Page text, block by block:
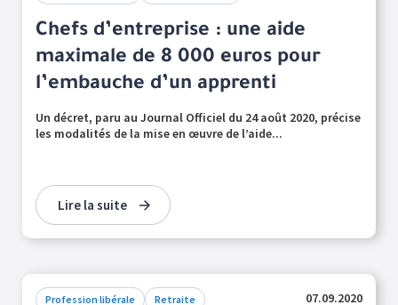
Chefs d’entreprise : une aide
maximale de 8 000 euros pour
l’embauche d’un apprenti
Un décret, paru au Journal Officiel du 24 août 2020, précise
les modalités de la mise en œuvre de l’aide...
Lire la suite
Profession libérale Retraite 07.09.2020